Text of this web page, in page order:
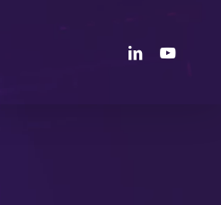
linkedinyoutube